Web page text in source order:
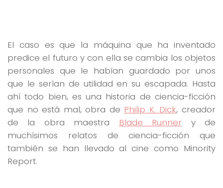
El caso es que la máquina que ha inventado
predice el futuro y con ella se cambia los objetos
personales que le habían guardado por unos
que le serían de utilidad en su escapada. Hasta
ahí todo bien, es una historia de ciencia-ficción
que no está mal, obra de Philip K. Dick, creador
de la obra maestra Blade Runner y de
muchísimos relatos de ciencia-ficción que
también se han llevado al cine como Minority
Report.